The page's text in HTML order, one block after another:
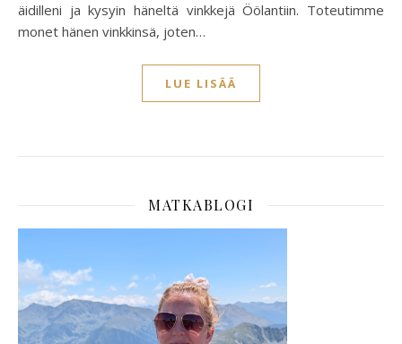
äidilleni ja kysyin häneltä vinkkejä Öölantiin. Toteutimme
monet hänen vinkkinsä, joten…
LUE LISÄÄ
MATKABLOGI